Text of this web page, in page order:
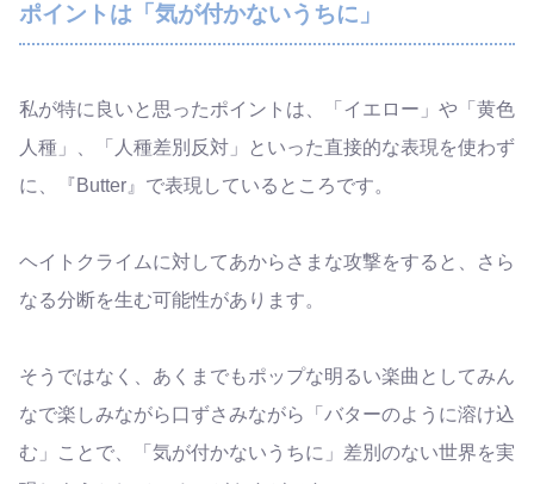
ポイントは「気が付かないうちに」
私が特に良いと思ったポイントは、「イエロー」や「黄色
人種」、「人種差別反対」といった直接的な表現を使わず
に、『Butter』で表現しているところです。
ヘイトクライムに対してあからさまな攻撃をすると、さら
なる分断を生む可能性があります。
そうではなく、あくまでもポップな明るい楽曲としてみん
なで楽しみながら口ずさみながら「バターのように溶け込
む」ことで、「気が付かないうちに」差別のない世界を実